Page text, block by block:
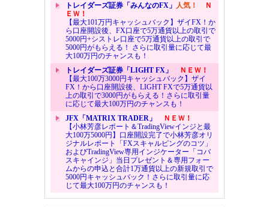
トレイダーズ証券「みんなのFX」 人気！
Ｎ
ＥＷ！
【最大101万円キャッシュバック】ザイFX！か
ら口座開設後、FX口座で5万通貨以上の取引で
5000円+シストレ口座で5万通貨以上の取引で
5000円がもらえる！ さらに取引量に応じて最
大100万円のチャンスも！
トレイダーズ証券「LIGHT FX」
ＮＥＷ！
【最大100万3000円キャッシュバック】ザイ
FX！から口座開設後、LIGHT FXで5万通貨以
上の取引で3000円がもらえる！さらに取引量
に応じて最大100万円のチャンスも！
JFX「MATRIX TRADER」
ＮＥＷ！
【小林芳彦レポート＆TradingViewインジと最
大100万5000円】口座開設完了で小林芳彦オリ
ジナルレポート「FXスキャルピングのコツ」
およびTradingView専用インジケーター「コバ
スキャインジ」当日プレゼント＆専用フォー
ムからの申込と合計1万通貨以上の新規取引で
5000円キャッシュバック！さらに取引量に応
じて最大100万円のチャンスも！